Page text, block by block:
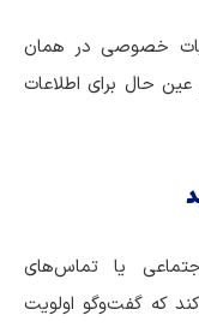
خصوصی در همان
حال برای اطلاعات
یا تماس‌های
که گفت‌وگو اولویت